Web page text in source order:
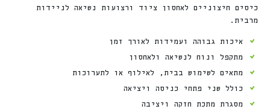
כיסים חיצוניים לאחסון ציוד ורצועות נשיאה לניידות
מרבית.
איכות גבוהה ועמידות לאורך זמן
מתקפל ונוח לנשיאה ולאחסון
מתאים לשימוש בבית, לאילוף או לתערוכות
כולל שני פתחי כניסה ויציאה
מסגרת מתכת חזקה ויציבה